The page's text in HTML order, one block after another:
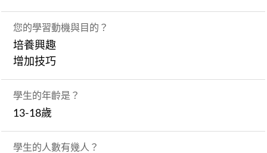
您的學習動機與目的？
培養興趣
增加技巧
學生的年齡是？
13-18歲
學生的人數有幾人？